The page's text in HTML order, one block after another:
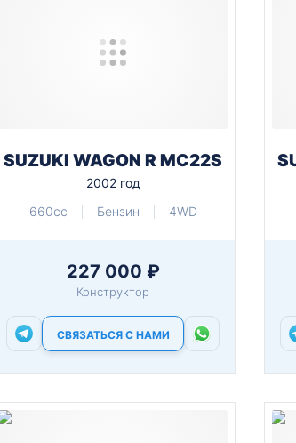
SUZUKI WAGON R MC22S
2002 год
660cc
Бензин 4WD
227 000 ₽
Конструктор
СВЯЗАТЬСЯ С НАМИ